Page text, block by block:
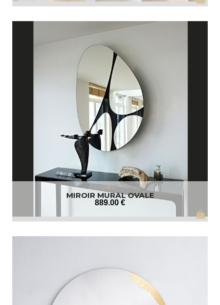
MIROIR MURAL OVALE
889.00 €